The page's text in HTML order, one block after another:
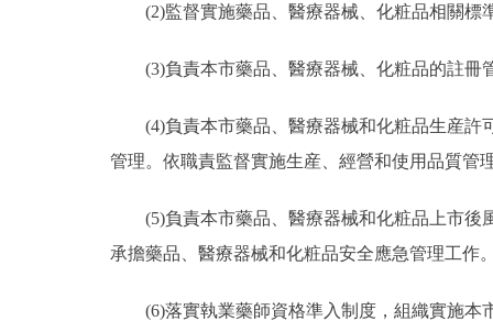
(2)監督實施藥品、醫療器械、化粧品相關標
(3)負責本市藥品、醫療器械、化粧品的註冊
(4)負責本市藥品、醫療器械和化粧品生産許
管理。依職責監督實施生産、經營和使用品質管
(5)負責本市藥品、醫療器械和化粧品上市後
承擔藥品、醫療器械和化粧品安全應急管理工作
(6)落實執業藥師資格準入制度，組織實施本